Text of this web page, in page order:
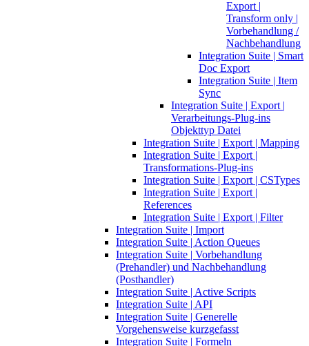
Export |
Transform only |
Vorbehandlung /
Nachbehandlung
Integration Suite | Smart
Doc Export
Integration Suite | Item
Sync
Integration Suite | Export |
Verarbeitungs-Plug-ins
Objekttyp Datei
Integration Suite | Export | Mapping
Integration Suite | Export |
Transformations-Plug-ins
Integration Suite | Export | CSTypes
Integration Suite | Export |
References
Integration Suite | Export | Filter
Integration Suite | Import
Integration Suite | Action Queues
Integration Suite | Vorbehandlung
(Prehandler) und Nachbehandlung
(Posthandler)
Integration Suite | Active Scripts
Integration Suite | API
Integration Suite | Generelle
Vorgehensweise kurzgefasst
Integration Suite | Formeln